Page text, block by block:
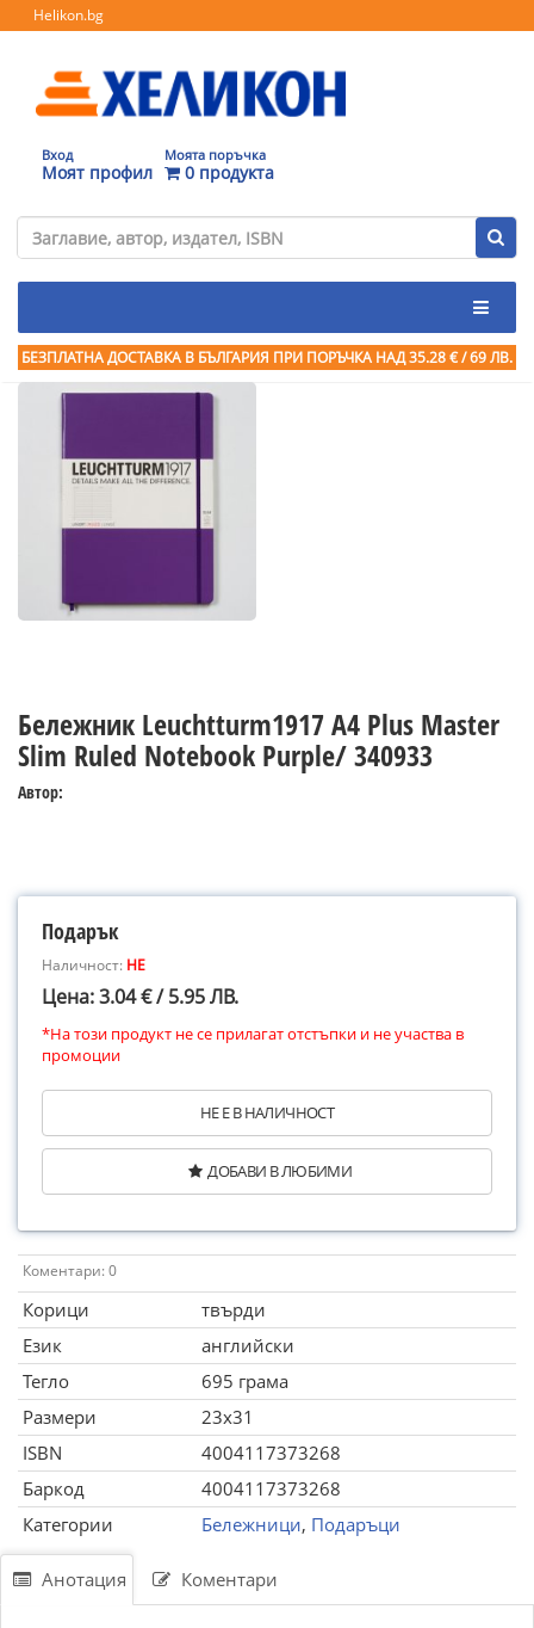
Helikon.bg
Вход
Моят профил
Моята поръчка
0 продукта
БЕЗПЛАТНА ДОСТАВКА В БЪЛГАРИЯ ПРИ ПОРЪЧКА НАД 35.28 € / 69 ЛВ.
Бележник Leuchtturm1917 A4 Plus Master
Slim Ruled Notebook Purple/ 340933
Автор:
Подарък
Наличност: НЕ
Цена: 3.04 € / 5.95 ЛВ.
*На този продукт не се прилагат отстъпки и не участва в
промоции
НЕ Е В НАЛИЧНОСТ
ДОБАВИ В ЛЮБИМИ
Коментари: 0
Корици
твърди
Език
английски
Тегло
695 грама
Размери
23x31
ISBN
4004117373268
Баркод
4004117373268
Категории
Бележници, Подаръци
Анотация Коментари